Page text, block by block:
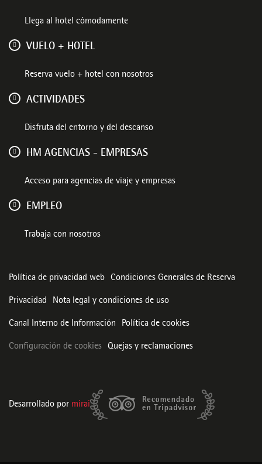
Llega al hotel cómodamente
VUELO + HOTEL
Reserva vuelo + hotel con nosotros
ACTIVIDADES
Disfruta del entorno y del descanso
HM AGENCIAS - EMPRESAS
Acceso para agencias de viaje y empresas
EMPLEO
Trabaja con nosotros
Política de privacidad web Condiciones Generales de Reserva
Privacidad Nota legal y condiciones de uso
Canal Interno de Información Política de cookies
Configuración de cookies Quejas y reclamaciones
Desarrollado por mirai